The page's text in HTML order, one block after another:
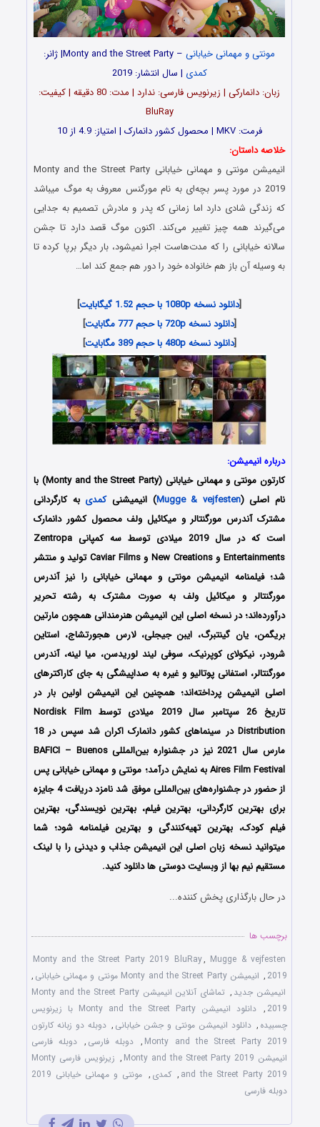
مونتی و مهمانی خیابانی – Monty and the Street Party| ژانر:
کمدی | سال انتشار: 2019
زبان: دانمارکی | زیرنویس فارسی: ندارد | مدت: 80 دقیقه | کیفیت:
BluRay
فرمت: MKV | محصول کشور دانمارک | امتیاز: 4.9 از 10
خلاصه داستان:
انیمیشن مونتی و مهمانی خیابانی Monty and the Street Party
2019 در مورد پسر بچه‌ای به نام مورگنس معروف به موگ میباشد
که زندگی شادی دارد اما زمانی که پدر و مادرش تصمیم به جدایی
می‌گیرند همه چیز تغییر می‌کند. اکنون موگ قصد دارد تا جشن
سالانه خیابانی را که مدت‌هاست اجرا نمیشود، بار دیگر برپا کرده تا
به وسیله آن باز هم خانواده خود را دور هم جمع کند اما…
[دانلود نسخه 1080p با حجم 1.52 گیگابایت
]
[دانلود نسخه 720p با حجم 777 مگابایت
]
[دانلود نسخه 480p با حجم 389 مگابایت ]
درباره انیمیشن:
کارتون مونتی و مهمانی خیابانی (Monty and the Street Party) با
نام اصلی (Mugge & vejfesten) انیمیشنیکمدی به کارگردانی
مشترک آندرس مورگنتالر و میکائیل ولف محصول کشور دانمارک
است که در سال 2019 میلادی توسط سه کمپانی Zentropa
Entertainments و New Creations و Caviar Films تولید و منتشر
شد؛ فیلمنامه انیمیشن مونتی و مهمانی خیابانی را نیز آندرس
مورگنتالر و میکائیل ولف به صورت مشترک به رشته تحریر
درآورده‌اند؛ در نسخه اصلی این انیمیشن هنرمندانی همچون مارتین
بریگمن، یان گینتبرگ، ایبن جیجلی، لارس هجورتشاج، استاین
شرودر، نیکولای کوپرنیک، سوفی لیند لوریدسن، میا لینه، آندرس
مورگنتالر، استفانی پوتالیو و غیره به صداپیشگی به جای کاراکترهای
اصلی انیمیشن پرداخته‌اند؛ همچنین این انیمیشن اولین بار در
تاریخ 26 سپتامبر سال 2019 میلادی توسط Nordisk Film
Distribution در سینماهای کشور دانمارک اکران شد سپس در 18
مارس سال 2021 نیز در جشنواره بین‌المللی BAFICI – Buenos
Aires Film Festival به نمایش درآمد؛ مونتی و مهمانی خیابانی پس
از حضور در جشنواره‌های بین‌المللی موفق شد نامزد دریافت 4 جایزه
برای بهترین کارگردانی، بهترین فیلم، بهترین نویسندگی، بهترین
فیلم کودک، بهترین تهیه‌کنندگی و بهترین فیلمنامه شود؛ شما
میتوانید نسخه زبان اصلی این انیمیشن جذاب و دیدنی را با لینک
مستقیم نیم بها از وبسایت دوستی ها دانلود کنید.
در حال بارگذاری پخش کننده...
برچسب ها
Monty and the Street Party 2019 BluRay, Mugge & vejfesten
2019
, انیمیشن Monty and the Street Party مونتی و مهمانی خیابانی
,
انیمیشن جدید ,
تماشای آنلاین انیمیشن Monty and the Street Party
2019
,
دانلود انیمیشن Monty and the Street Party با زیرنویس
چسبیده , دانلود انیمیشن مونتی و جشن خیابانی , دوبله دو زبانه کارتون
Monty and the Street Party 2019
, دوبله فارسی , دوبله فارسی
انیمیشن Monty and the Street Party 2019
,
زیرنویس فارسی Monty
and the Street Party 2019
, کمدی ,
مونتی و مهمانی خیابانی 2019
دوبله فارسی